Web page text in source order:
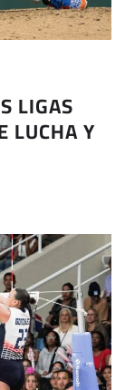
LIGAS
LUCHA Y